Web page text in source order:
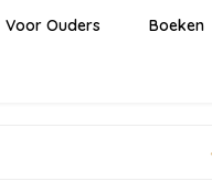
Voor Ouders Boeken